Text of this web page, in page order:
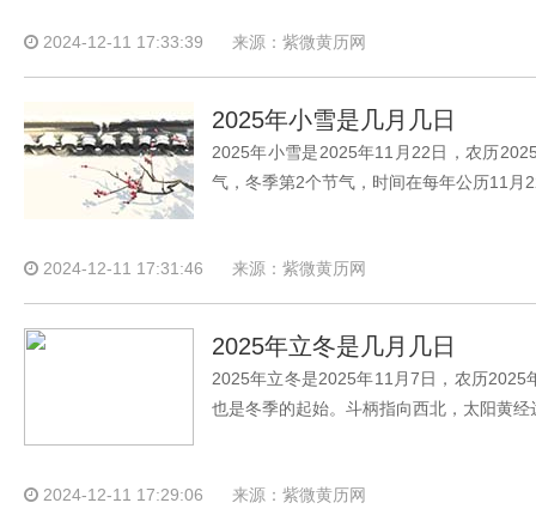
2024-12-11 17:33:39 来源：紫微黄历网
2025年小雪是几月几日
2025年小雪是2025年11月22日，农历
气，冬季第2个节气，时间在每年公历11
2024-12-11 17:31:46 来源：紫微黄历网
2025年立冬是几月几日
2025年立冬是2025年11月7日，农历
也是冬季的起始。斗柄指向西北，太阳黄
2024-12-11 17:29:06 来源：紫微黄历网